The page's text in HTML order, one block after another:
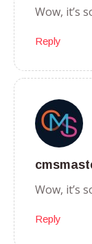
Wow, it’s
Reply
Wow, it’s
Reply